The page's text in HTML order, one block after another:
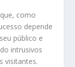
como
depende
público e
intrusivos
visitantes.